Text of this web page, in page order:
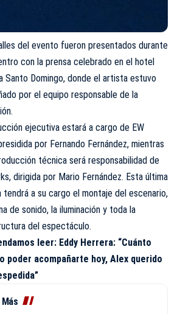
del evento fueron presentados durante
con la prensa celebrado en el hotel
Santo Domingo, donde el artista estuvo
por el equipo responsable de la
ejecutiva estará a cargo de EW
por Fernando Fernández, mientras
técnica será responsabilidad de
dirigida por Mario Fernández. Esta última
tendrá a su cargo el montaje del escenario,
de sonido, la iluminación y toda la
del espectáculo.
leer: Eddy Herrera: “Cuánto
poder acompañarte hoy, Alex querido